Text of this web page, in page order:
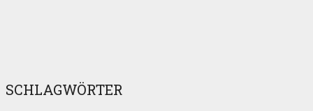
SCHLAGWÖRTER